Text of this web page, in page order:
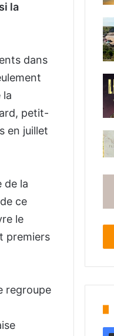
la
dans
la
petit-
en juillet
de la
ce
le
premiers
regroupe